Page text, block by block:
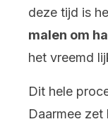
deze tijd is
malen om
het vreemd
Dit hele
Daarmee